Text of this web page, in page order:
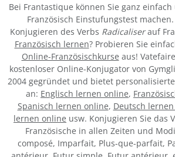
Bei Frantastique können Sie ganz
Französisch Einstufungstest
Konjugieren des Verbs Radicaliserauf
Französisch lernen? Probieren Sie
Online-Französischkurse aus!
kostenloser Online-Konjugator von
2004 gegründet und bietet
an: Englisch lernen online,
Spanisch lernen online, Deutsch
lernen online usw. Konjugieren Sie das
Französische in allen Zeiten und
composé, Imparfait, Plus-que-parfait,